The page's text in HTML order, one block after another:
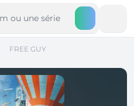
FREE GUY